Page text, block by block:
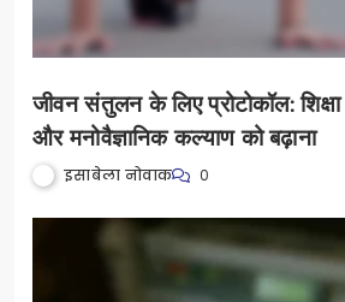
जीवन संतुलन के लिए प्रोटोकॉल:
और मनोवैज्ञानिक कल्याण को बढ़ाना
इसाबेला नोवाक 0